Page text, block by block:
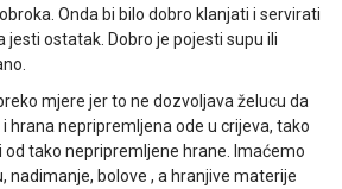
Onda bi bilo dobro klanjati i servirati
jesti ostatak. Dobro je pojesti supu ili
mjere jer to ne dozvoljava želucu da
hrana nepripremljena ode u crijeva, tako
tako nepripremljene hrane. Imaćemo
nadimanje, bolove , a hranjive materije